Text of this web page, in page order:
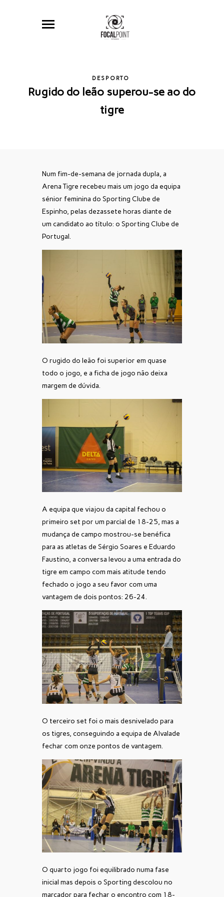
DESPORTO
Rugido do leão superou-se ao do
tigre
Num fim-de-semana de jornada dupla, a
Arena Tigre recebeu mais um jogo da equipa
sénior feminina do Sporting Clube de
Espinho, pelas dezassete horas diante de
um candidato ao título: o Sporting Clube de
Portugal.
O rugido do leão foi superior em quase
todo o jogo, e a ficha de jogo não deixa
margem de dúvida.
A equipa que viajou da capital fechou o
primeiro set por um parcial de 18-25, mas a
mudança de campo mostrou-se benéfica
para as atletas de Sérgio Soares e Eduardo
Faustino, a conversa levou a uma entrada do
tigre em campo com mais atitude tendo
fechado o jogo a seu favor com uma
vantagem de dois pontos: 26-24.
O terceiro set foi o mais desnivelado para
os tigres, conseguindo a equipa de Alvalade
fechar com onze pontos de vantagem.
O quarto jogo foi equilibrado numa fase
inicial mas depois o Sporting descolou no
marcador para fechar o encontro com 18-